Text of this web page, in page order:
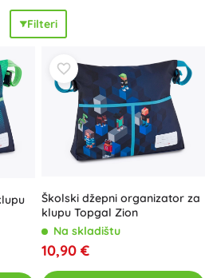
štite radnu površinu pri radu s
ljepilom i plastelinom.
s obzirom na djecu: ugodni na
za održavanje
. Pregača za
za školarce i duga pregača s
nepropusni stolnjak u različitim
red pri crtanju, slikanju i
Kategorija Pregače i
rješenje zaštite odjeće, stolova i
kuće.
Filteri
Školski džepni organizator za
klupu Topgal Zion
Na skladištu
10,90 €